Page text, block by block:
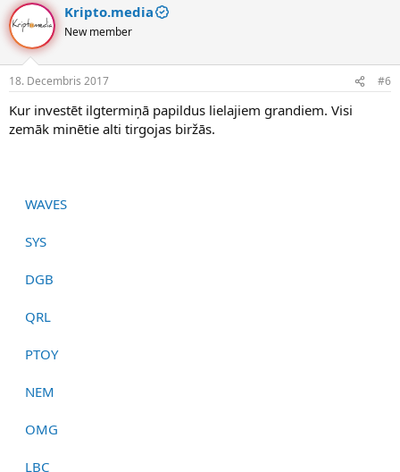
Kripto.media
New member
18. Decembris 2017 #6
Kur investēt ilgtermiņā papildus lielajiem grandiem. Visi
zemāk minētie alti tirgojas biržās.
WAVES
SYS
DGB
QRL
PTOY
NEM
OMG
LBC